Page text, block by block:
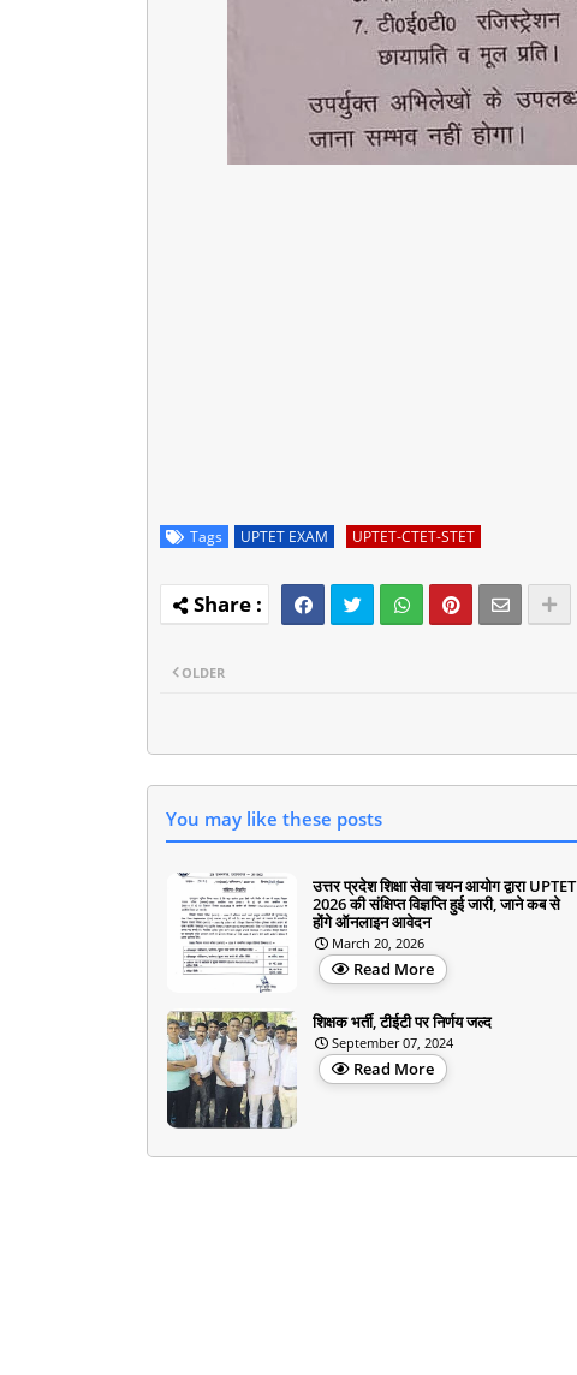
Tags UPTET EXAM UPTET-CTET-STET
OLDER
You may like these posts
उत्तर प्रदेश शिक्षा सेवा चयन आयोग द्वारा UPTET
2026 की संक्षिप्त विज्ञप्ति हुई जारी, जाने कब से
होंगे ऑनलाइन आवेदन
March 20, 2026
Read More
शिक्षक भर्ती, टीईटी पर निर्णय जल्द
September 07, 2024
Read More